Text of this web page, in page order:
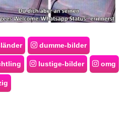
dumme-bilder
lustige-bilder omg